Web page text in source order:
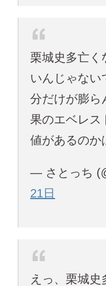
栗城史多亡く
いんじゃない
分だけが膨ら
果のエベレス
値があるのか
— さとっち
21日
えっ、栗城